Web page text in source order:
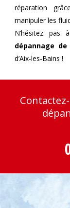
réparation
manipuler les
N’hésitez
dépannage
d’Aix-les-Bains !